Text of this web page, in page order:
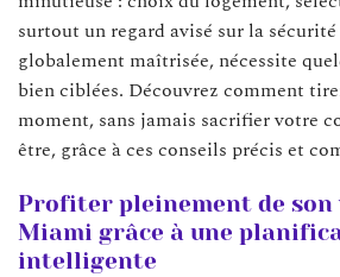
surtout un regard avisé sur la
globalement maîtrisée, nécessite
bien ciblées. Découvrez comment
moment, sans jamais sacrifier votre
être, grâce à ces conseils précis et
Profiter pleinement de son
Miami grâce à une
intelligente